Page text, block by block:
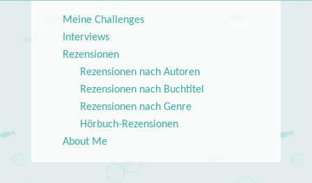
Meine Challenges
Interviews
Rezensionen
Rezensionen nach Autoren
Rezensionen nach Buchtitel
Rezensionen nach Genre
Hörbuch-Rezensionen
About Me